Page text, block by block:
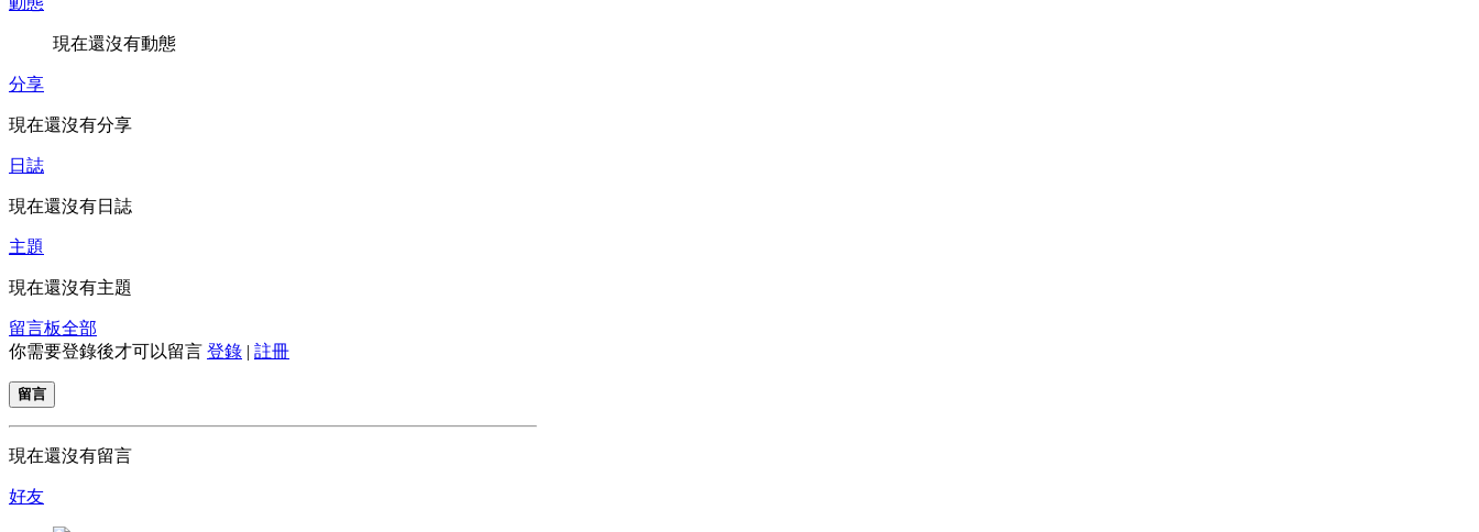
現在還沒有動態
分享
現在還沒有分享
日誌
現在還沒有日誌
主題
現在還沒有主題
留言板全部
你需要登錄後才可以留言 登錄 | 註冊
留言
現在還沒有留言
好友